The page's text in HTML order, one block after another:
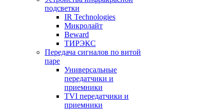
подсветки
IR Technologies
Микролайт
Beward
ТИРЭКС
Передача сигналов по витой
паре
Универсальные
передатчики и
приемники
TVI передатчики и
приемники